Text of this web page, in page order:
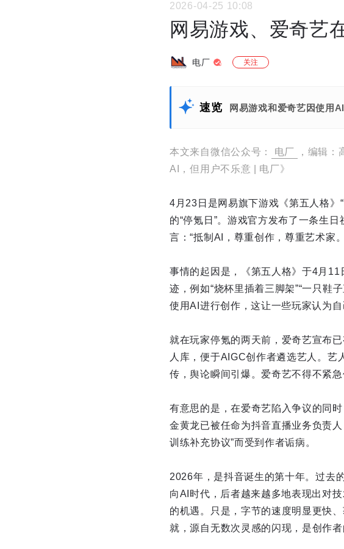
2026-04-25 10:08
网易游戏、爱奇艺
电厂 关注
速览 网易游戏和爱奇艺因使用
本文来自微信公众号： 电厂
，编辑
AI，但用户不乐意 | 电厂》
4月23日是网易旗下游戏《第五人格》
的“停氪日”。游戏官方发布了一条生
言：“抵制AI，尊重创作，尊重艺术家
事情的起因是，《第五人格》于4月11
迹，例如“烧杯里插着三脚架”“一只鞋
使用AI进行创作，这让一些玩家认为
就在玩家停氪的两天前，爱奇艺宣布
人库，便于AIGC创作者遴选艺人。艺
传，舆论瞬间引爆。爱奇艺不得不紧
有意思的是，在爱奇艺陷入争议的同
金黄龙已被任命为抖音直播业务负责
训练补充协议”而受到作者诟病。
2026年，是抖音诞生的第十年。过去
向AI时代，后者越来越多地表现出对
的机遇。只是，字节的速度明显更快
就，源自无数次灵感的闪现，是创作